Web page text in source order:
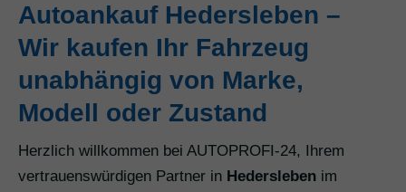
Autoankauf Hedersleben –
Wir kaufen Ihr Fahrzeug
unabhängig von Marke,
Modell oder Zustand
Herzlich willkommen bei AUTOPROFI-24, Ihrem
vertrauenswürdigen Partner in Hedersleben im